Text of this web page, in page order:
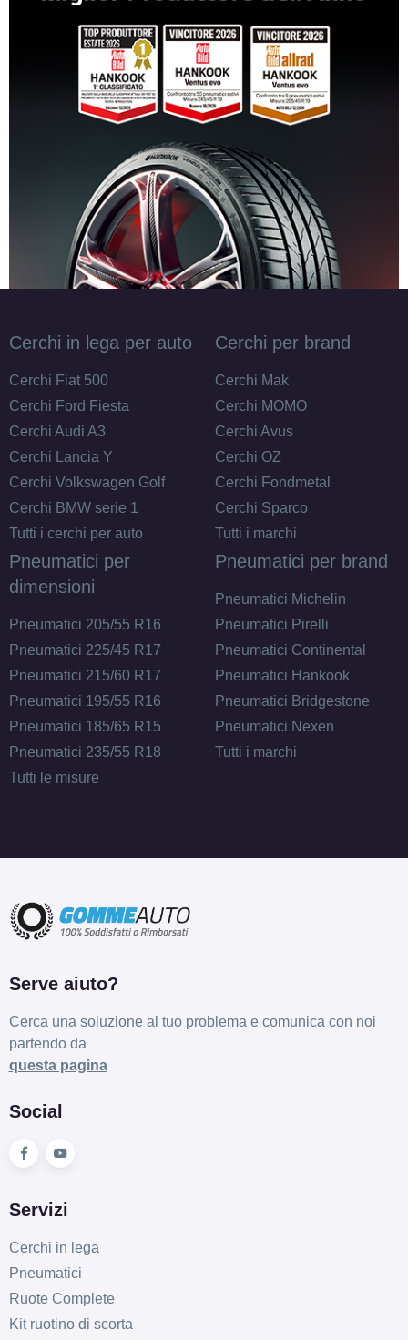
Cerchi in lega per auto
Cerchi Fiat 500
Cerchi Ford Fiesta
Cerchi Audi A3
Cerchi Lancia Y
Cerchi Volkswagen Golf
Cerchi BMW serie 1
Tutti i cerchi per auto
Cerchi per brand
Cerchi Mak
Cerchi MOMO
Cerchi Avus
Cerchi OZ
Cerchi Fondmetal
Cerchi Sparco
Tutti i marchi
Pneumatici per
dimensioni
Pneumatici 205/55 R16
Pneumatici 225/45 R17
Pneumatici 215/60 R17
Pneumatici 195/55 R16
Pneumatici 185/65 R15
Pneumatici 235/55 R18
Tutti le misure
Pneumatici per brand
Pneumatici Michelin
Pneumatici Pirelli
Pneumatici Continental
Pneumatici Hankook
Pneumatici Bridgestone
Pneumatici Nexen
Tutti i marchi
Serve aiuto?
Cerca una soluzione al tuo problema e comunica con noi
partendo da
questa pagina
Social
Servizi
Cerchi in lega
Pneumatici
Ruote Complete
Kit ruotino di scorta